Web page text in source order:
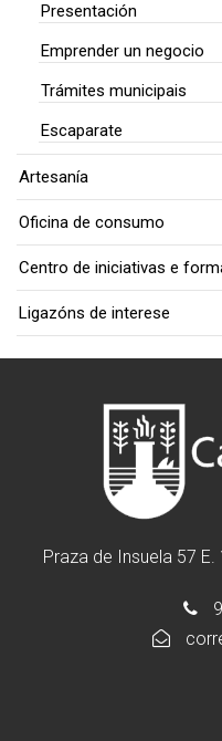
Presentación
Emprender un negocio
Trámites municipais
Escaparate
Artesanía
Oficina de consumo
Centro de iniciativas e
Ligazóns de interese
Praza de Insuela 57